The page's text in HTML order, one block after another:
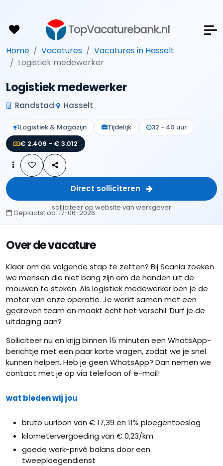
Home Vacatures
Vacatures in Hasselt
Logistiek medewerker
Logistiek medewerker
Randstad Hasselt
Logistiek & Magazijn Tijdelijk
32 - 40 uur
€ 2.409 - € 3.012
Direct solliciteren
solliciteer op website van werkgever
Geplaatst op:17-06-2026
Over de vacature
Klaar om de volgende stap te zetten? Bij Scania zoeken
we mensen die niet bang zijn om de handen uit de
mouwen te steken. Als logistiek medewerker ben je de
motor van onze operatie. Je werkt samen met een
gedreven team en maakt écht het verschil. Durf je de
uitdaging aan?
Solliciteer nu en krijg binnen 15 minuten een WhatsApp-
berichtje met een paar korte vragen, zodat we je snel
kunnen helpen. Heb je geen WhatsApp? Dan nemen we
contact met je op via telefoon of e-mail!
wat bieden wij jou
bruto uurloon van € 17,39 en 11% ploegentoeslag
kilometervergoeding van € 0,23/km
goede werk-privé balans door een
tweeploegendienst